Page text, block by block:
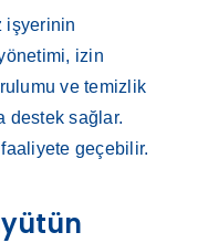
işyerinin
izin
ve temizlik
destek sağlar.
geçebilir.